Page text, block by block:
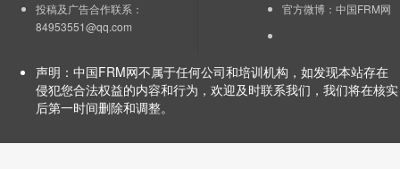
投稿及广告合作联系：
84953551@qq.com
官方微博： 中国FRM网
声明：中国FRM网不属于任何公司和培训机构，如发现本站存在
侵犯您合法权益的内容和行为，欢迎及时联系我们，我们将在核实
后第一时间删除和调整。